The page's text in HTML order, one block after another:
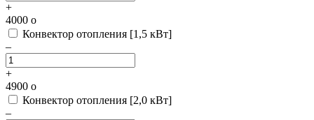
+
4000 o
Конвектор отопления [1,5 кВт]
–
+
4900 o
Конвектор отопления [2,0 кВт]
–